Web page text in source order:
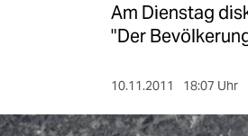
Am Dienstag
"Der
10.11.2011 18:07 Uhr